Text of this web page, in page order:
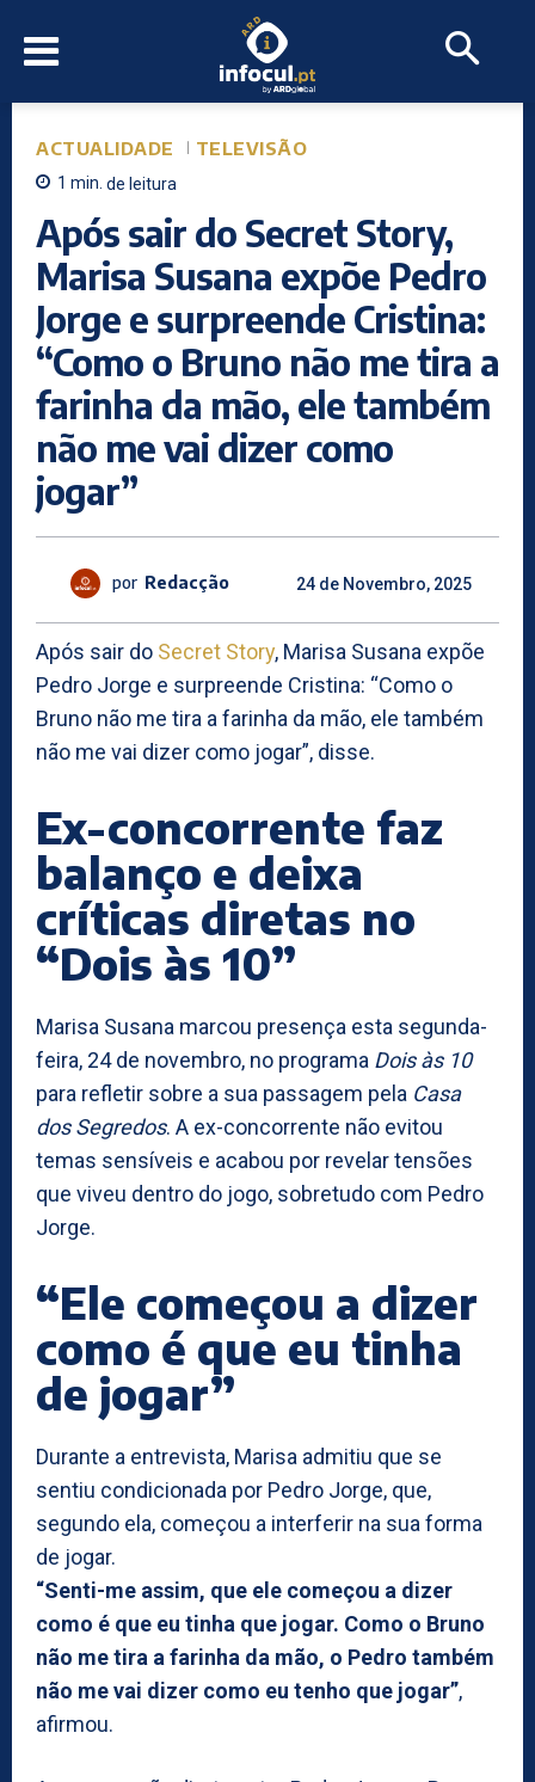
ACTUALIDADE TELEVISÃO
1 min. de leitura
Após sair do Secret Story,
Marisa Susana expõe Pedro
Jorge e surpreende Cristina:
“Como o Bruno não me tira a
farinha da mão, ele também
não me vai dizer como
jogar”
por Redacção 24 de Novembro, 2025
Após sair do Secret Story, Marisa Susana expõe
Pedro Jorge e surpreende Cristina: “Como o
Bruno não me tira a farinha da mão, ele também
não me vai dizer como jogar”, disse.
Ex-concorrente faz
balanço e deixa
críticas diretas no
“Dois às 10”
Marisa Susana marcou presença esta segunda-
feira, 24 de novembro, no programa Dois às 10
para refletir sobre a sua passagem pela Casa
dos Segredos. A ex-concorrente não evitou
temas sensíveis e acabou por revelar tensões
que viveu dentro do jogo, sobretudo com Pedro
Jorge.
“Ele começou a dizer
como é que eu tinha
de jogar”
Durante a entrevista, Marisa admitiu que se
sentiu condicionada por Pedro Jorge, que,
segundo ela, começou a interferir na sua forma
de jogar.
“Senti-me assim, que ele começou a dizer
como é que eu tinha que jogar. Como o Bruno
não me tira a farinha da mão, o Pedro também
não me vai dizer como eu tenho que jogar”,
afirmou.